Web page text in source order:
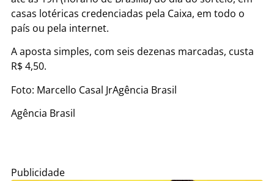
casas lotéricas credenciadas pela Caixa, em todo o
país ou pela internet.
A aposta simples, com seis dezenas marcadas, custa
R$ 4,50.
Foto: Marcello Casal JrAgência Brasil
Agência Brasil
Publicidade